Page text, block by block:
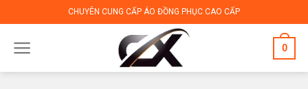
to
content
CHUYÊN CUNG CẤP ÁO ĐỒNG PHỤC CAO CẤP
0